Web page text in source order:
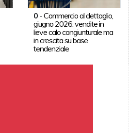
0 -Commercio al dettaglio,
giugno 2026: vendite in
lieve calo congiunturale ma
in crescita su base
tendenziale